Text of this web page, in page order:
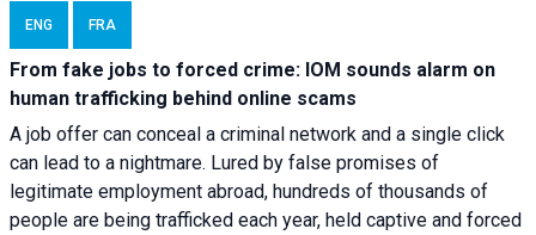
ENG FRA
From fake jobs to forced crime: IOM sounds alarm on
human trafficking behind online scams
A job offer can conceal a criminal network and a single click
can lead to a nightmare. Lured by false promises of
legitimate employment abroad, hundreds of thousands of
people are being trafficked each year, held captive and forced